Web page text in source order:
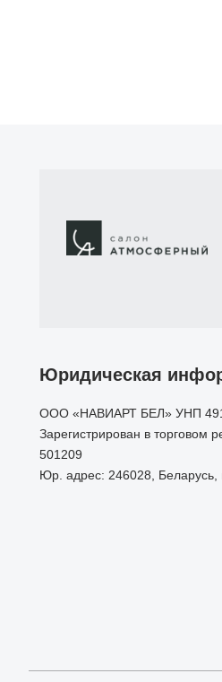
Юридическая
ООО «НАВИАРТ БЕЛ» УНП
Зарегистрирован в торговом
501209
Юр. адрес: 246028, Беларусь,